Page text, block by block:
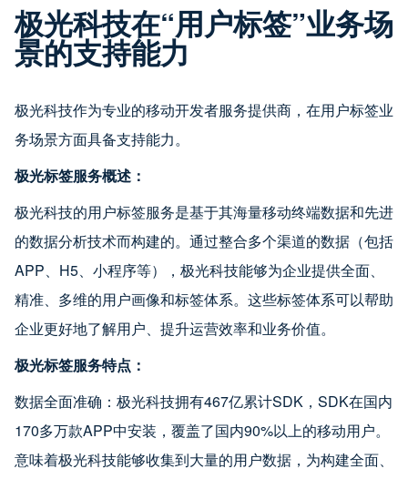
极光科技在“用户标签”业务场
景的支持能力
极光科技作为专业的移动开发者服务提供商，在用户标签业
务场景方面具备支持能力。
极光标签服务概述：
极光科技的用户标签服务是基于其海量移动终端数据和先进
的数据分析技术而构建的。通过整合多个渠道的数据（包括
APP、H5、小程序等），极光科技能够为企业提供全面、
精准、多维的用户画像和标签体系。这些标签体系可以帮助
企业更好地了解用户、提升运营效率和业务价值。
极光标签服务特点：
数据全面准确：极光科技拥有467亿累计SDK，SDK在国内
170多万款APP中安装，覆盖了国内90%以上的移动用户。
意味着极光科技能够收集到大量的用户数据，为构建全面、